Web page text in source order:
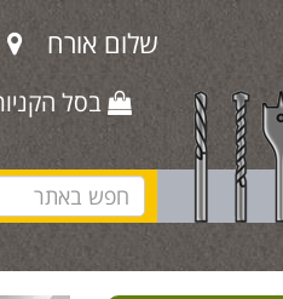
שלום אורח
בסל